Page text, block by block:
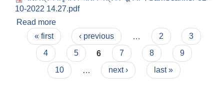
10-2022 14.27.pdf
Read more
Pages
« first ‹ previous 2
3
4
5 6 7 8
9
10
next › last »